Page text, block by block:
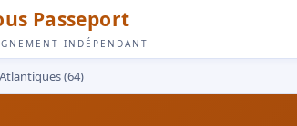
Passeport
INDÉPENDANT
(64)